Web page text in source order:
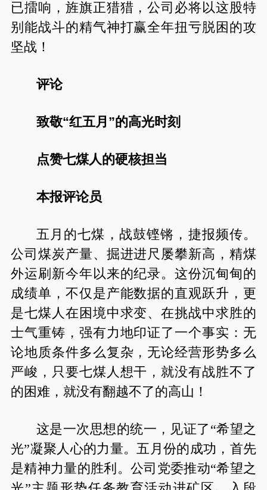
已擂响，旌旗正猎猎，公司必将以这股特
别能战斗的精气神打赢全年扭亏脱困的攻
坚战！
评论
致敬“红五月”的高光时刻
点赞七煤人的硬核担当
本报评论员
五月的七煤，战鼓铿锵，捷报频传。
公司煤炭产量、掘进进尺屡攀新高，精煤
外运刷新今年以来的纪录。这份沉甸甸的
成绩单，不仅是产能数据的直观跃升，更
是七煤人在困境中求变、在挑战中求胜的
士气重铸，强有力地印证了一个事实：无
论地质条件多么复杂，无论经营形势多么
严峻，只要七煤人想干，就没有战胜不了
的困难，就没有翻越不了的高山！
这是一次思想的统一，见证了“希望之
光”凝聚人心的力量。五月份的成功，首先
是精神力量的胜利。公司党委推动“希望之